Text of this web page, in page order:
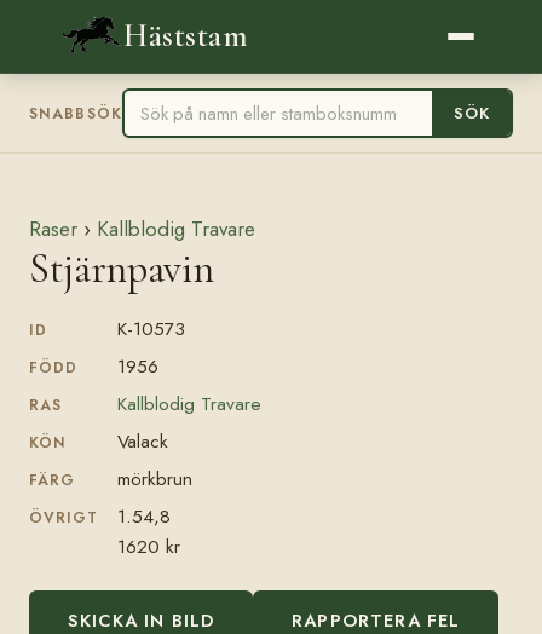
Häststam
SNABBSÖK SÖK
Raser › Kallblodig Travare
Stjärnpavin
ID K-10573
FÖDD 1956
RAS Kallblodig Travare
KÖN Valack
FÄRG mörkbrun
ÖVRIGT
1.54,8
1620 kr
SKICKA IN BILD RAPPORTERA FEL